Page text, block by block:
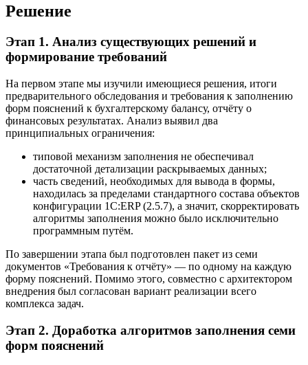
Решение
Этап 1. Анализ существующих решений и
формирование требований
На первом этапе мы изучили имеющиеся решения, итоги
предварительного обследования и требования к заполнению
форм пояснений к бухгалтерскому балансу, отчёту о
финансовых результатах. Анализ выявил два
принципиальных ограничения:
типовой механизм заполнения не обеспечивал
достаточной детализации раскрываемых данных;
часть сведений, необходимых для вывода в формы,
находилась за пределами стандартного состава объектов
конфигурации 1С:ERP (2.5.7), а значит, скорректировать
алгоритмы заполнения можно было исключительно
программным путём.
По завершении этапа был подготовлен пакет из семи
документов «Требования к отчёту» — по одному на каждую
форму пояснений. Помимо этого, совместно с архитектором
внедрения был согласован вариант реализации всего
комплекса задач.
Этап 2. Доработка алгоритмов заполнения семи
форм пояснений